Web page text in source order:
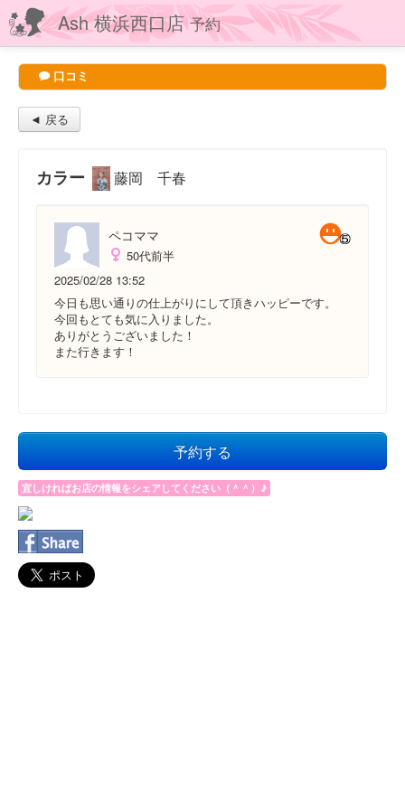
Ash 横浜西口店予約
口コミ
◄ 戻る
カラー 藤岡 千春
ペコママ
50代前半
2025/02/28 13:52
今日も思い通りの仕上がりにして頂きハッピーです。
今回もとても気に入りました。
ありがとうございました！
また行きます！
予約する
宜しければお店の情報をシェアしてください（＾＾）♪